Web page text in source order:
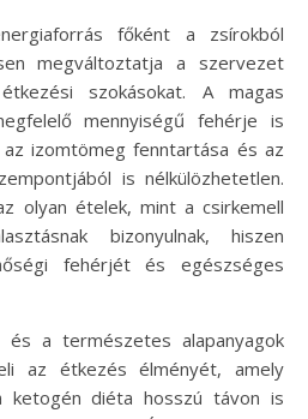
főként a zsírokból
megváltoztatja a szervezet
szokásokat. A magas
mennyiségű fehérje is
izomtömeg fenntartása és az
is nélkülözhetetlen.
olyan ételek, mint a csirkemell
bizonyulnak, hiszen
fehérjét és egészséges
a természetes alapanyagok
az étkezés élményét, amely
ketogén diéta hosszú távon is